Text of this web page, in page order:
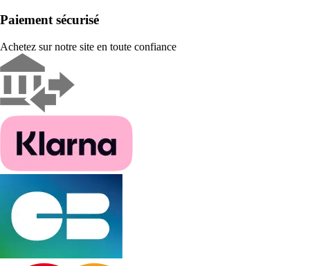
Paiement sécurisé
Achetez sur notre site en toute confiance